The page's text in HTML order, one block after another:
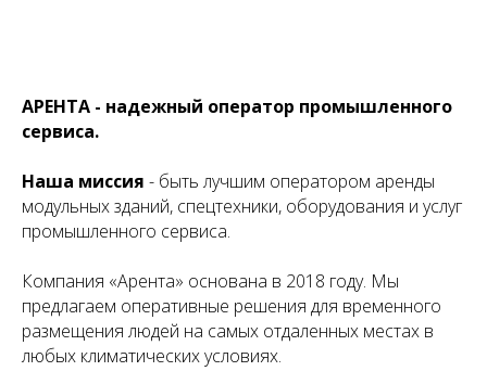
АРЕНТА - надежный оператор промышленного
сервиса.
Наша миссия - быть лучшим оператором аренды
модульных зданий, спецтехники, оборудования и услуг
промышленного сервиса.
Компания «Арента» основана в 2018 году. Мы
предлагаем оперативные решения для временного
размещения людей на самых отдаленных местах в
любых климатических условиях.